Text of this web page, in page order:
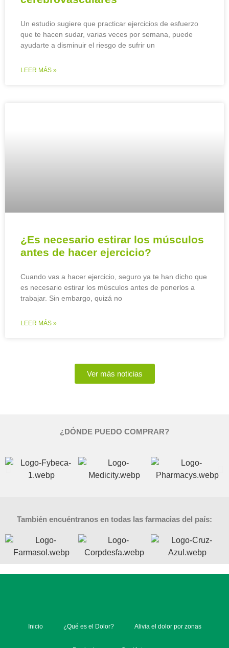
Un estudio sugiere que practicar ejercicios de esfuerzo
que te hacen sudar, varias veces por semana, puede
ayudarte a disminuir el riesgo de sufrir un
LEER MÁS »
¿Es necesario estirar los músculos
antes de hacer ejercicio?
Cuando vas a hacer ejercicio, seguro ya te han dicho que
es necesario estirar los músculos antes de ponerlos a
trabajar. Sin embargo, quizá no
LEER MÁS »
Ver más noticias
¿DÓNDE PUEDO COMPRAR?
También encuéntranos en todas las farmacias del país:
Inicio ¿Qué es el Dolor? Alivia el dolor por zonas